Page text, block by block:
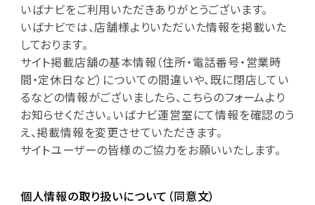
いばナビをご利用いただきありがとうございます。
いばナビでは、店舗様よりいただいた情報を掲載いた
しております。
サイト掲載店舗の基本情報（住所・電話番号・営業時
間・定休日など）についての間違いや、既に閉店してい
るなどの情報がございましたら、こちらのフォームより
お知らせください。いばナビ運営室にて情報を確認のう
え、掲載情報を変更させていただきます。
サイトユーザーの皆様のご協力をお願いいたします。
個人情報の取り扱いについて（同意文）